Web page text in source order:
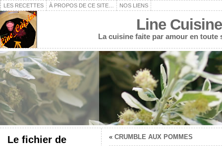
LES RECETTES À PROPOS DE CE SITE… NOS LIENS
Line Cuisine
La cuisine faite par amour en
Le fichier de
« CRUMBLE AUX POMMES